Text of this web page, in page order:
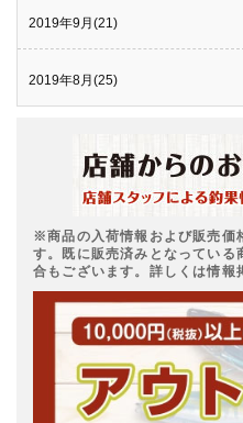
2019年9月(21)
2019年8月(25)
※商品の入荷情報および販売価
す。既に販売済みとなっている
合もございます。詳しくは情報